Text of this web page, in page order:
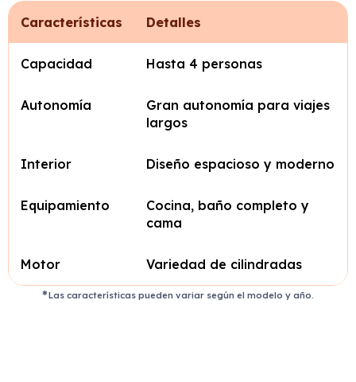
Características Detalles
Capacidad Hasta 4 personas
Autonomía
Gran autonomía para viajes
largos
Interior Diseño espacioso y moderno
Equipamiento
Cocina, baño completo y
cama
Motor Variedad de cilindradas
Las características pueden variar según el modelo y año.